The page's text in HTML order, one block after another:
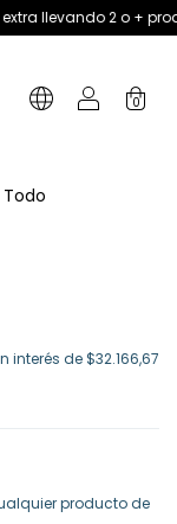
3 y 6
0
interés de$32.166,67
producto de